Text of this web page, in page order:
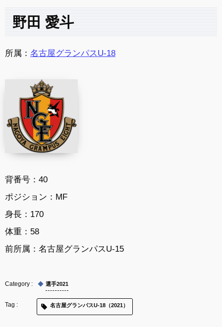
野田 愛斗
所属： 名古屋グランパスU-18
背番号：40
ポジション：MF
身長：170
体重：58
前所属： 名古屋グランパスU-15
選手2021
名古屋グランパスU-18（2021）